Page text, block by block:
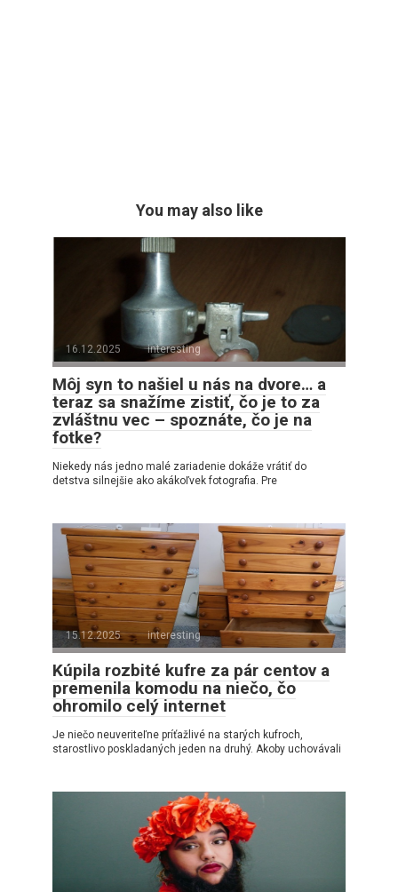
You may also like
16.12.2025 interesting
Môj syn to našiel u nás na dvore… a
teraz sa snažíme zistiť, čo je to za
zvláštnu vec – spoznáte, čo je na
fotke?
Niekedy nás jedno malé zariadenie dokáže vrátiť do
detstva silnejšie ako akákoľvek fotografia. Pre
15.12.2025 interesting
Kúpila rozbité kufre za pár centov a
premenila komodu na niečo, čo
ohromilo celý internet
Je niečo neuveriteľne príťažlivé na starých kufroch,
starostlivo poskladaných jeden na druhý. Akoby uchovávali